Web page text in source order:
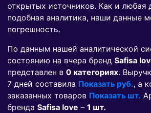
открытых источников. Как и любая
подобная аналитика, наши данные
погрешность.
По данным нашей аналитической
состоянию на вчера бренд Safisa
представлен в 0 категориях.
7 дней составила Показать руб., а
заказанных товаров Показать шт.
бренда Safisa love – 1 шт.